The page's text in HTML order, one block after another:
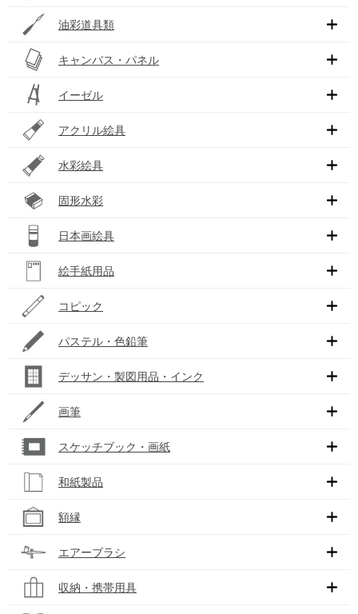
油彩道具類
キャンバス・パネル
イーゼル
アクリル絵具
水彩絵具
固形水彩
日本画絵具
絵手紙用品
コピック
パステル・色鉛筆
デッサン・製図用品・インク
画筆
スケッチブック・画紙
和紙製品
額縁
エアーブラシ
収納・携帯用具